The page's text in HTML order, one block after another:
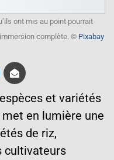
ont mis au point pourrait
complète. © Pixabay
et variétés
en lumière une
de riz,
cultivateurs